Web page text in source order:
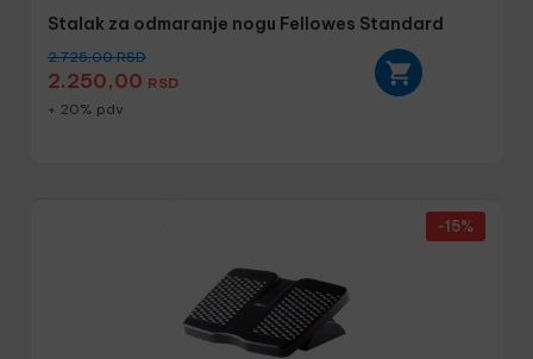
Stalak za odmaranje nogu Fellowes Standard
2.725,00RSD
2.250,00 RSD
+ 20% pdv
-15%